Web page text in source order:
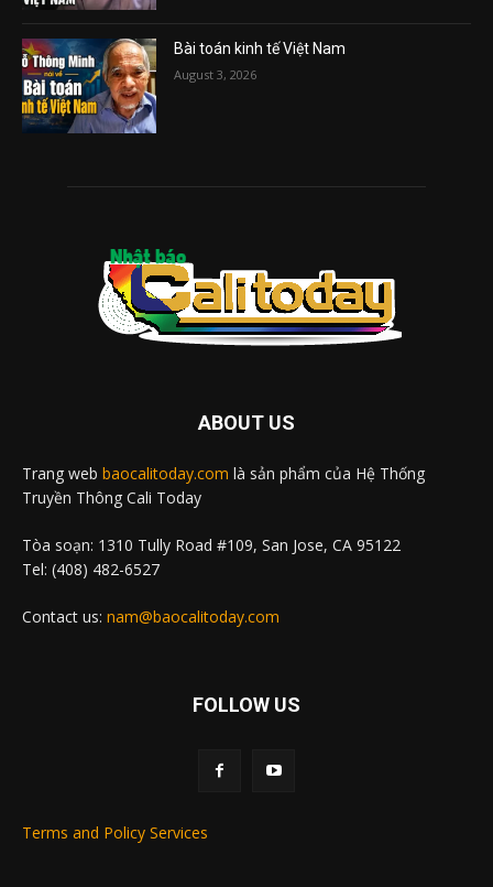
Bài toán kinh tế Việt Nam
August 3, 2026
ABOUT US
Trang web baocalitoday.com là sản phẩm của Hệ Thống
Truyền Thông Cali Today
Tòa soạn: 1310 Tully Road #109, San Jose, CA 95122
Tel: (408) 482-6527
Contact us: nam@baocalitoday.com
FOLLOW US
Terms and Policy Services